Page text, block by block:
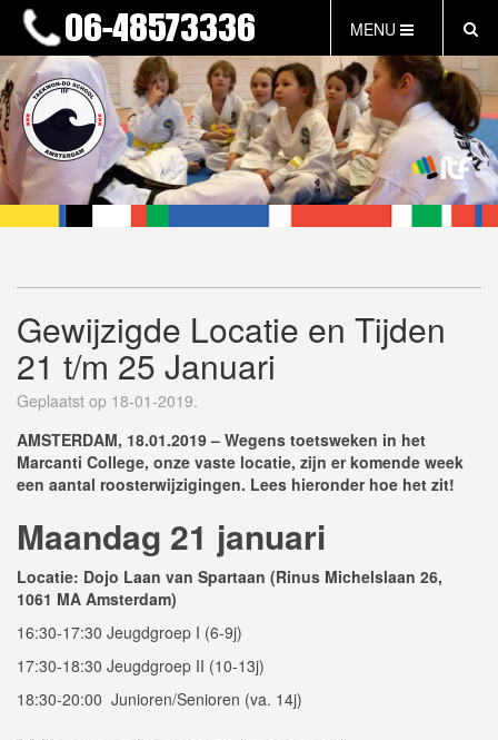
MENU
HOME
NIEUWS
LESTIJDEN & TARIEVEN
INFORMATIE
WAT IS TAEKWON-DO?
FAQ
INLOG LEDEN
EVENEMENTEN
Gewijzigde Locatie en Tijden
21 t/m 25 Januari
Geplaatst op 18-01-2019.
AMSTERDAM, 18.01.2019 – Wegens toetsweken in het
Marcanti College, onze vaste locatie, zijn er komende week
een aantal roosterwijzigingen. Lees hieronder hoe het zit!
Maandag 21 januari
Locatie: Dojo Laan van Spartaan (Rinus Michelslaan 26,
1061 MA Amsterdam)
16:30-17:30 Jeugdgroep I (6-9j)
17:30-18:30 Jeugdgroep II (10-13j)
18:30-20:00 Junioren/Senioren (va. 14j)